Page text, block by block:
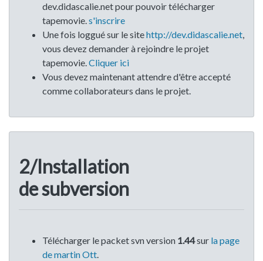
dev.didascalie.net pour pouvoir télécharger
tapemovie.s'inscrire
Une fois loggué sur le sitehttp://dev.didascalie.net,
vous devez demander à rejoindre le projet
tapemovie.Cliquer ici
Vous devez maintenant attendre d'être accepté
comme collaborateurs dans le projet.
2/Installation
de subversion
Télécharger le packet svn version 1.44sur la page
de martin Ott.